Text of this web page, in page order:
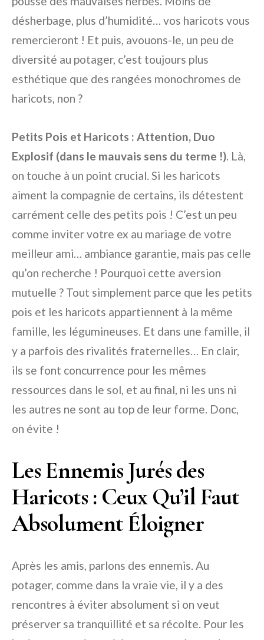
désherbage, plus d’humidité… vos haricots vous
remercieront ! Et puis, avouons-le, un peu de
diversité au potager, c’est toujours plus
esthétique que des rangées monochromes de
haricots, non ?
Petits Pois et Haricots : Attention, Duo
Explosif (dans le mauvais sens du terme !). Là,
on touche à un point crucial. Si les haricots
aiment la compagnie de certains, ils détestent
carrément celle des petits pois ! C’est un peu
comme inviter votre ex au mariage de votre
meilleur ami… ambiance garantie, mais pas celle
qu’on recherche ! Pourquoi cette aversion
mutuelle ? Tout simplement parce que les petits
pois et les haricots appartiennent à la même
famille, les légumineuses. Et dans une famille, il
y a parfois des rivalités fraternelles… En clair,
ils se font concurrence pour les mêmes
ressources dans le sol, et au final, ni les uns ni
les autres ne sont au top de leur forme. Donc,
on évite !
Les Ennemis Jurés des
Haricots : Ceux Qu’il Faut
Absolument Éloigner
Après les amis, parlons des ennemis. Au
potager, comme dans la vraie vie, il y a des
rencontres à éviter absolument si on veut
préserver sa tranquillité et sa récolte. Pour les